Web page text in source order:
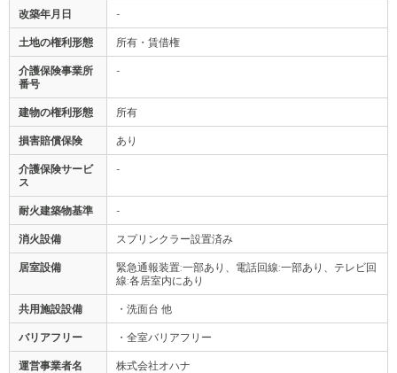
改築年月日 -
土地の権利形態 所有・賃借権
介護保険事業所
番号
-
建物の権利形態 所有
損害賠償保険 あり
介護保険サービ
ス
-
耐火建築物基準 -
消火設備 スプリンクラー設置済み
居室設備
緊急通報装置:一部あり、電話回線:一部あり、テレビ回
線:各居室内にあり
共用施設設備 ・洗面台 他
バリアフリー ・全室バリアフリー
運営事業者名 株式会社オハナ